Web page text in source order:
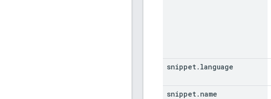
snippet. language
snippet. name